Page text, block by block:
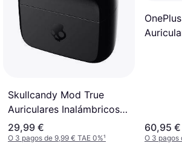
Skullcandy Mod True
Auriculares Inalámbricos
In-Ear Inalámbricos Negro
29,99 €
O 3 pagos de 9,99 € TAE 0%¹
60,95 €
O 3 pagos